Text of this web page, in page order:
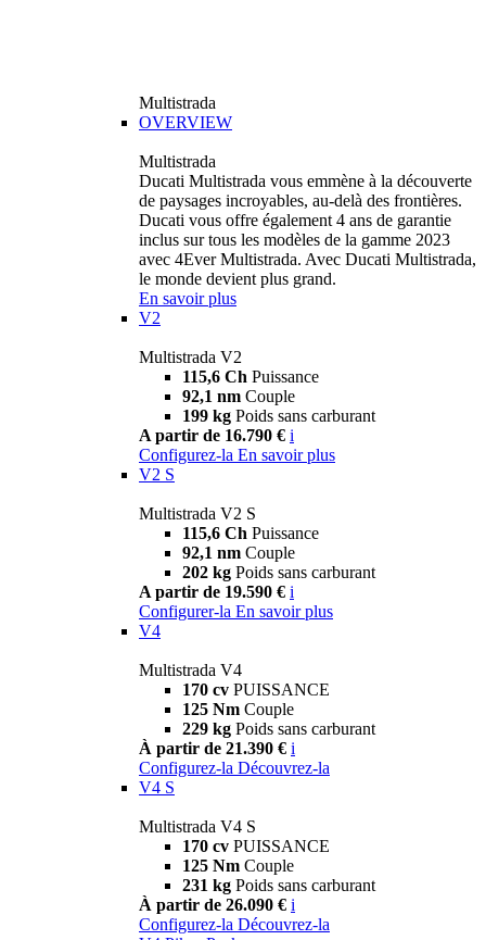
Multistrada
OVERVIEW
Multistrada
Ducati Multistrada vous emmène à la découverte
de paysages incroyables, au-delà des frontières.
Ducati vous offre également 4 ans de garantie
inclus sur tous les modèles de la gamme 2023
avec 4Ever Multistrada. Avec Ducati Multistrada,
le monde devient plus grand.
En savoir plus
V2
Multistrada V2
115,6 Ch Puissance
92,1 nm Couple
199 kg Poids sans carburant
A partir de 16.790 € i
Configurez-la En savoir plus
V2 S
Multistrada V2 S
115,6 Ch Puissance
92,1 nm Couple
202 kg Poids sans carburant
A partir de 19.590 € i
Configurer-la En savoir plus
V4
Multistrada V4
170 cv PUISSANCE
125 Nm Couple
229 kg Poids sans carburant
À partir de 21.390 € i
Configurez-la Découvrez-la
V4 S
Multistrada V4 S
170 cv PUISSANCE
125 Nm Couple
231 kg Poids sans carburant
À partir de 26.090 € i
Configurez-la Découvrez-la